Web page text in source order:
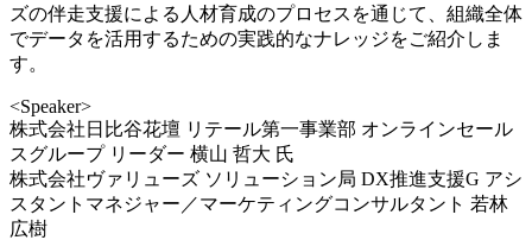
ズの伴走支援による人材育成のプロセスを通じて、組織全体
でデータを活用するための実践的なナレッジをご紹介しま
す。
<Speaker>
株式会社日比谷花壇 リテール第一事業部 オンラインセール
スグループ リーダー 横山 哲大 氏
株式会社ヴァリューズ ソリューション局 DX推進支援G アシ
スタントマネジャー／マーケティングコンサルタント 若林
広樹